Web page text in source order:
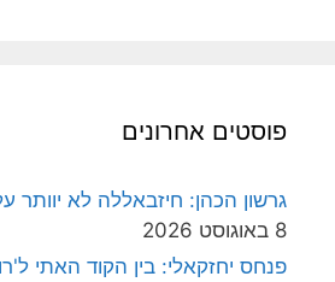
פוסטים אחרונים
גרשון הכהן: חיזבאללה לא יוותר
8 באוגוסט 2026
פנחס יחזקאלי: בין הקוד האתי